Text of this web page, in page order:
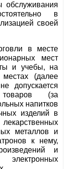
обслуживания
в
своей
в месте
мест
и учебы, на
(далее
допускается
товаров (за
напитков
изделий в
металлов и
к нему,
и